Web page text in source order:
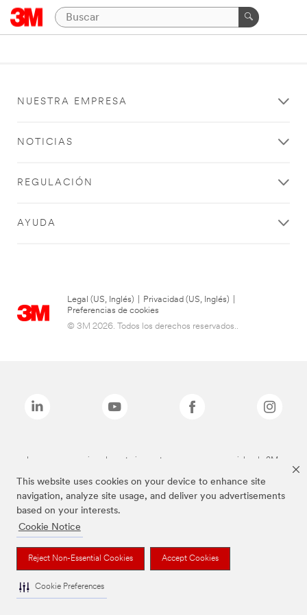
This website uses cookies on your device to enhance site
navigation, analyze site usage, and deliver you advertisements
based on your interests.
Cookie Notice
Reject Non-Essential Cookies Accept Cookies
Cookie Preferences
NUESTRA EMPRESA
NOTICIAS
REGULACIÓN
AYUDA
Legal (US, Inglés) Privacidad (US, Inglés)
Preferencias de cookies
© 3M 2026. Todos los derechos reservados..
Las marcas mencionadas anteriormente son marcas comerciales de 3M.